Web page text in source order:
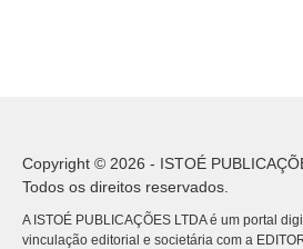
Copyright © 2026 - ISTOÉ
Todos os direitos reservados.
A ISTOÉ PUBLICAÇÕES LTDA é um portal
vinculação editorial e societária com a